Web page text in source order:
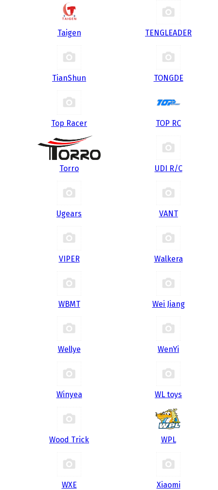
Taigen TENGLEADER
TianShun TONGDE
Top Racer TOP RC
Torro UDI R/С
Ugears VANT
VIPER Walkera
WBMT Wei Jiang
Wellye WenYi
Winyea WL toys
Wood Trick WPL
WXE Xiaomi